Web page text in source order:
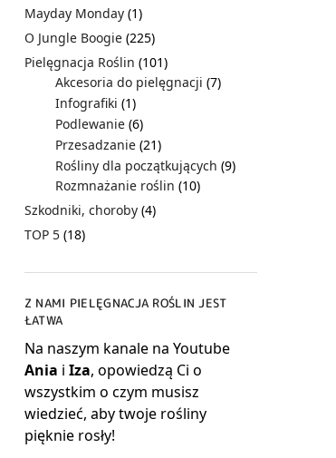
Mayday Monday(1)
O Jungle Boogie(225)
Pielęgnacja Roślin (101)
Akcesoria do pielęgnacji (7)
Infografiki (1)
Podlewanie(6)
Przesadzanie(21)
Rośliny dla początkujących (9)
Rozmnażanie roślin (10)
Szkodniki, choroby(4)
TOP 5(18)
Z NAMI PIELĘGNACJA ROŚLIN JEST
ŁATWA
Na naszym kanale na Youtube
Ania i Iza, opowiedzą Ci o
wszystkim o czym musisz
wiedzieć, aby twoje rośliny
pięknie rosły!